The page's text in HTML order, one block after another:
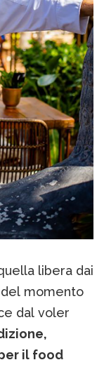
libera dai
momento
dal voler
il food